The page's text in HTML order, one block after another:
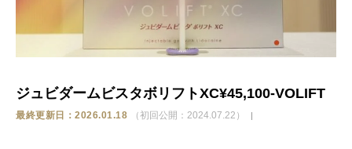
ジュビダームビスタボリフトXC¥45,100-VOLIFT
最終更新日：2026.01.18 （初回公開：2024.07.22）
ストア